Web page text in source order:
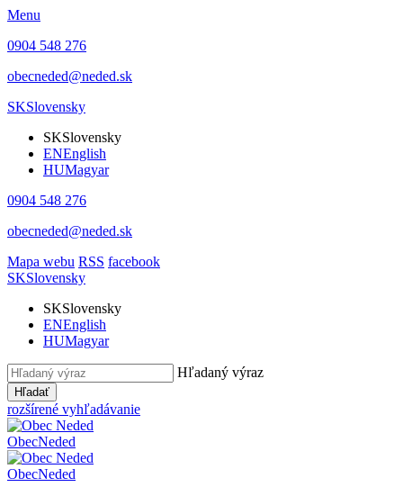
Menu
0904 548 276
obecneded@neded.sk
SKSlovensky
SKSlovensky
ENEnglish
HUMagyar
0904 548 276
obecneded@neded.sk
Mapa webu RSS facebook
SKSlovensky
SKSlovensky
ENEnglish
HUMagyar
Hľadaný výraz
Hľadať
rozšírené vyhľadávanie
ObecNeded
ObecNeded